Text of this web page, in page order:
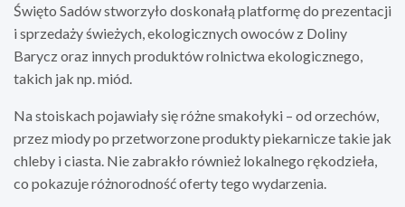
Święto Sadów stworzyło doskonałą platformę do prezentacji
i sprzedaży świeżych, ekologicznych owoców z Doliny
Barycz oraz innych produktów rolnictwa ekologicznego,
takich jak np. miód.
Na stoiskach pojawiały się różne smakołyki – od orzechów,
przez miody po przetworzone produkty piekarnicze takie jak
chleby i ciasta. Nie zabrakło również lokalnego rękodzieła,
co pokazuje różnorodność oferty tego wydarzenia.